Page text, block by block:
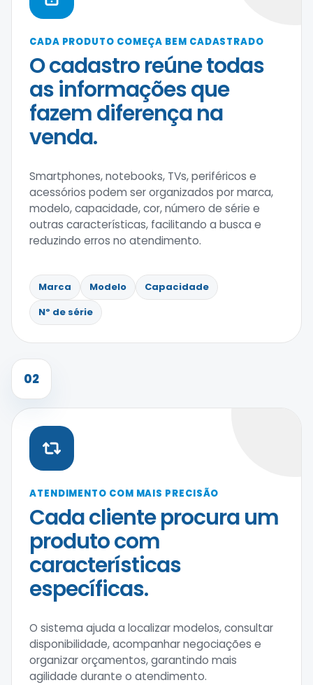
CADA PRODUTO COMEÇA BEM CADASTRADO
O cadastro reúne todas
as informações que
fazem diferença na
venda.
Smartphones, notebooks, TVs, periféricos e
acessórios podem ser organizados por marca,
modelo, capacidade, cor, número de série e
outras características, facilitando a busca e
reduzindo erros no atendimento.
Marca Modelo
Capacidade
Nº de série
02
ATENDIMENTO COM MAIS PRECISÃO
Cada cliente procura um
produto com
características
específicas.
O sistema ajuda a localizar modelos, consultar
disponibilidade, acompanhar negociações e
organizar orçamentos, garantindo mais
agilidade durante o atendimento.